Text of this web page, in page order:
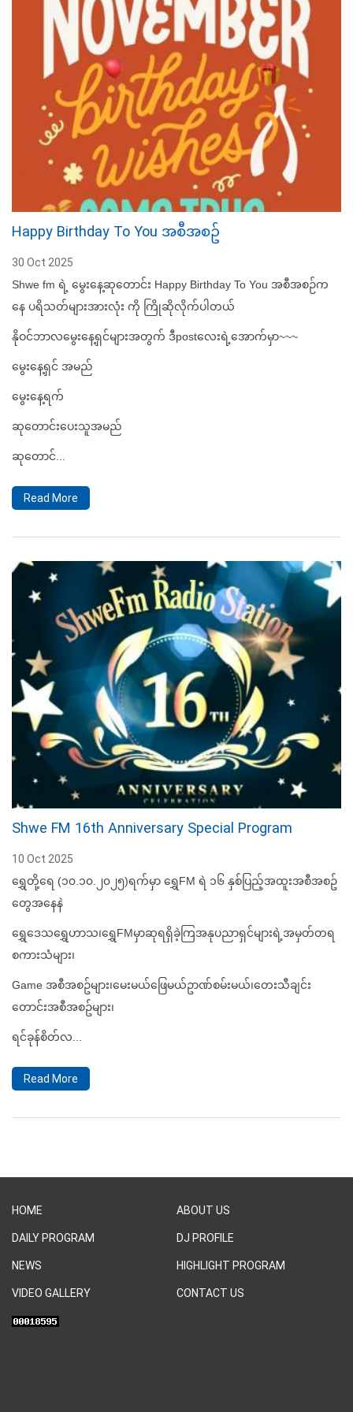
Happy Birthday To You အစီအစဥ်
30 Oct 2025
Shwe fm ရဲ့ မွေးနေ့ဆုတောင်း Happy Birthday To You အစီအစဉ်က
နေ ပရိသတ်များအားလုံး ကို ကြိုဆိုလိုက်ပါတယ်
နိုဝင်ဘာလမွေးနေ့ရှင်များအတွက် ဒီpostလေးရဲ့အောက်မှာ~~~
မွေးနေ့ရှင် အမည်
မွေးနေ့ရက်
ဆုတောင်းပေးသူအမည်
ဆုတောင်...
Read More
Shwe FM 16th Anniversary Special Program
10 Oct 2025
ရွှေတို့ရေ (၁၀.၁၀.၂၀၂၅)ရက်မှာ ရွှေFM ရဲ ၁၆ နှစ်ပြည့်အထူးအစီအစဥ်
တွေအနေနဲ
ရွှေဒေသရွှေဟာသ၊ရွှေFMမှာဆုရရှိခဲ့ကြအနုပညာရှင်များရဲ့အမှတ်တရ
စကားသံများ၊
Game အစီအစဥ်များ၊မေးမယ်ဖြေမယ်ဥာဏ်စမ်းမယ်၊တေးသီချင်း
တောင်းအစီအစဥ်များ၊
ရင်ခုန်စိတ်လ...
Read More
HOME ABOUT US
DAILY PROGRAM DJ PROFILE
NEWS HIGHLIGHT PROGRAM
VIDEO GALLERY CONTACT US